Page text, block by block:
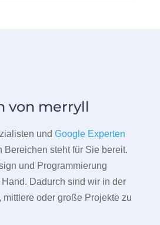
von merryll
und Google Experten
Bereichen steht für Sie bereit.
und Programmierung
Dadurch sind wir in der
mittlere oder große Projekte zu